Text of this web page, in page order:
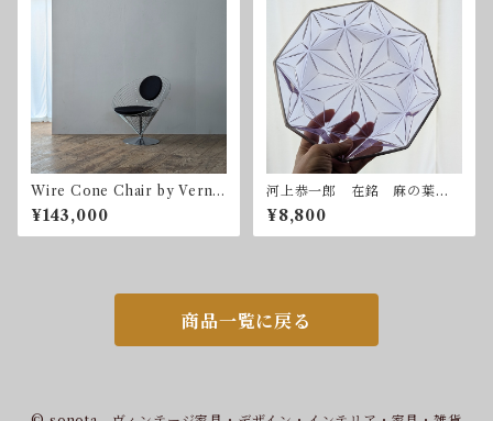
Wire Cone Chair by Verne
r Panton for Fritz Hansen
1989 フリッツ・ハンセン
パントン ヴィンテージ
¥143,000
河上恭一郎 在銘 麻の葉平
皿 Φ225mm
¥8,800
商品一覧に戻る